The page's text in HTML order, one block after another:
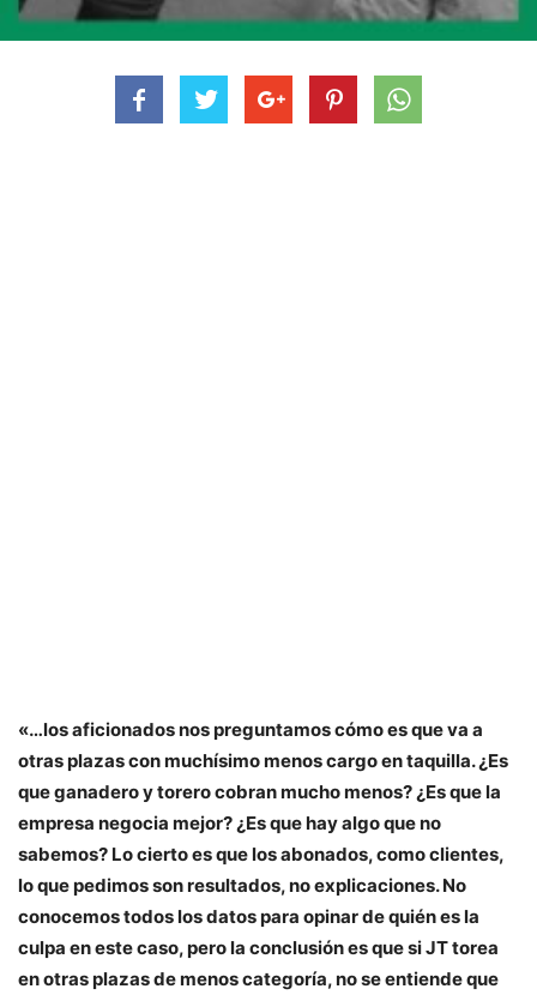
«…los aficionados nos preguntamos cómo es que va a
otras plazas con muchísimo menos cargo en taquilla. ¿Es
que ganadero y torero cobran mucho menos? ¿Es que la
empresa negocia mejor? ¿Es que hay algo que no
sabemos? Lo cierto es que los abonados, como clientes,
lo que pedimos son resultados, no explicaciones. No
conocemos todos los datos para opinar de quién es la
culpa en este caso, pero la conclusión es que si JT torea
en otras plazas de menos categoría, no se entiende que